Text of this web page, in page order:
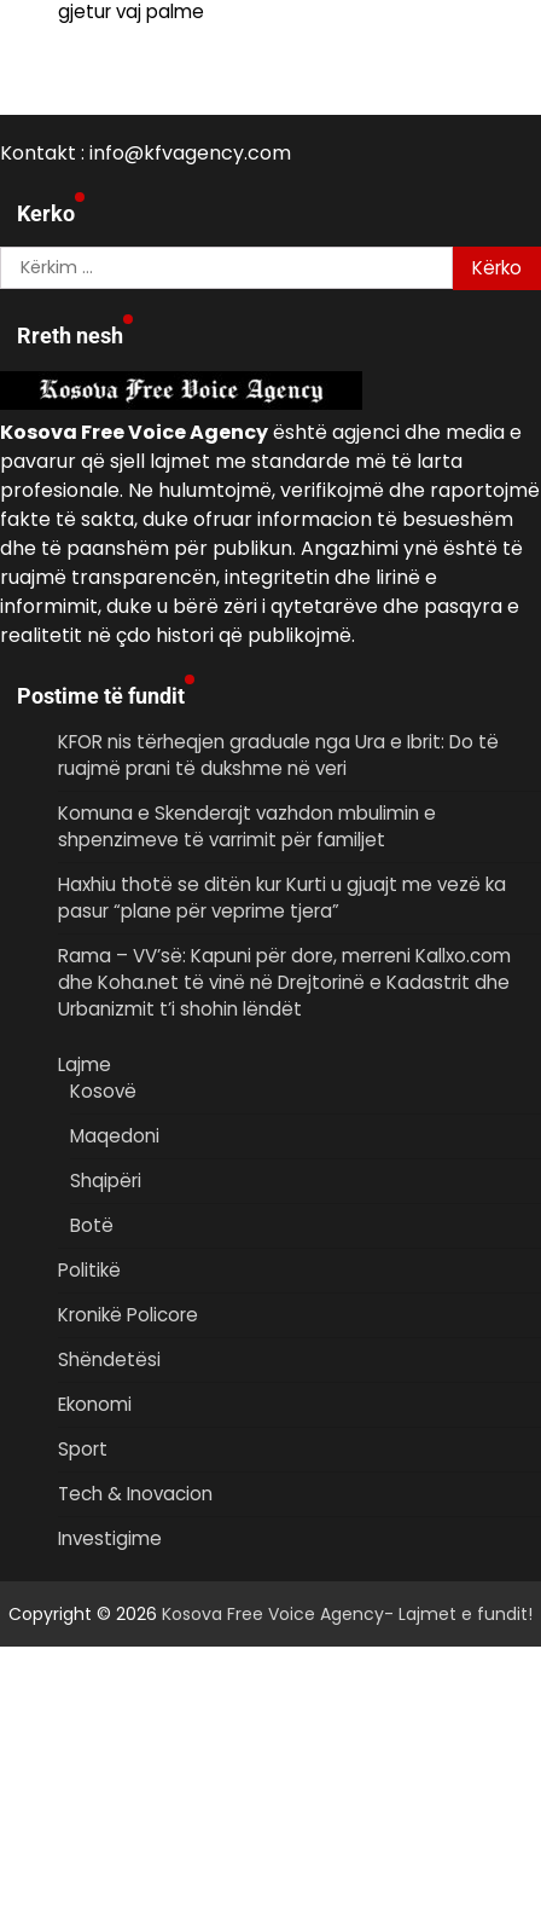
gjetur vaj palme
Kontakt : info@kfvagency.com
Kerko
Kërko
për:
Rreth nesh
Kosova Free Voice Agencyështë agjenci dhe media e
pavarur që sjell lajmet me standarde më të larta
profesionale. Ne hulumtojmë, verifikojmë dhe raportojmë
fakte të sakta, duke ofruar informacion të besueshëm
dhe të paanshëm për publikun. Angazhimi ynë është të
ruajmë transparencën, integritetin dhe lirinë e
informimit, duke u bërë zëri i qytetarëve dhe pasqyra e
realitetit në çdo histori që publikojmë.
Postime të fundit
KFOR nis tërheqjen graduale nga Ura e Ibrit: Do të
ruajmë prani të dukshme në veri
Komuna e Skenderajt vazhdon mbulimin e
shpenzimeve të varrimit për familjet
Haxhiu thotë se ditën kur Kurti u gjuajt me vezë ka
pasur “plane për veprime tjera”
Rama – VV’së: Kapuni për dore, merreni Kallxo.com
dhe Koha.net të vinë në Drejtorinë e Kadastrit dhe
Urbanizmit t’i shohin lëndët
Lajme
Kosovë
Maqedoni
Shqipëri
Botë
Politikë
Kronikë Policore
Shëndetësi
Ekonomi
Sport
Tech & Inovacion
Investigime